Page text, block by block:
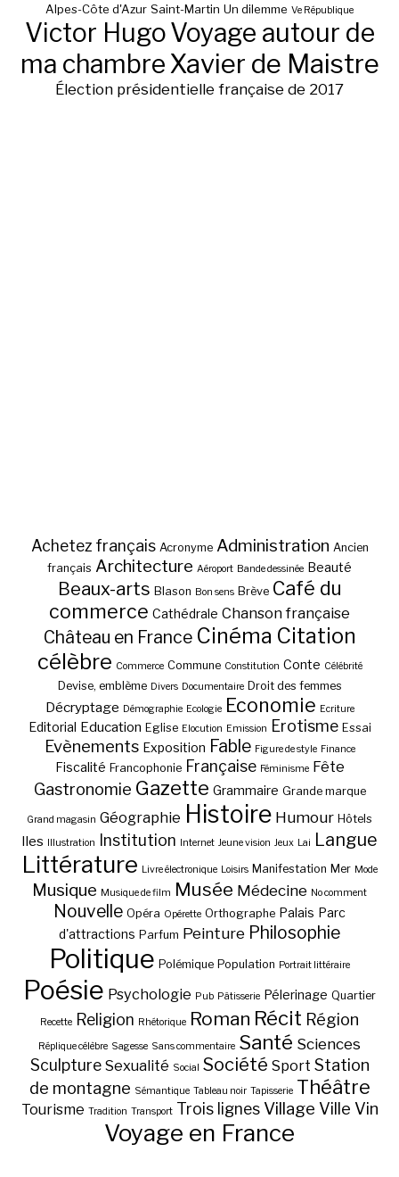
Alpes-Côte d'Azur Saint-Martin Un dilemme Ve République
Victor HugoVoyage autour de
ma chambre Xavier de Maistre
Élection présidentielle française de 2017
Achetez français Acronyme Administration Ancien
français Architecture Aéroport Bande dessinée Beauté
Beaux-arts Blason Bon sens Brève Café du
commerce Cathédrale Chanson française
Château en France Cinéma Citation
célèbre Commerce Commune Constitution Conte Célébrité
Devise, emblème Divers Documentaire Droit des femmes
Décryptage Démographie Ecologie Economie Ecriture
Editorial Education Eglise Elocution Emission Erotisme Essai
Evènements Exposition Fable Figure de style Finance
Fiscalité Francophonie Française Féminisme Fête
Gastronomie Gazette Grammaire Grande marque
Grand magasin Géographie Histoire Humour Hôtels
Iles Illustration Institution Internet Jeune vision Jeux Lai Langue
Littérature Livre électronique Loisirs Manifestation Mer Mode
Musique Musique de film Musée Médecine No comment
Nouvelle Opéra Opérette Orthographe Palais Parc
d'attractions Parfum Peinture Philosophie
Politique Polémique Population Portrait littéraire
Poésie Psychologie Pub Pâtisserie Pélerinage Quartier
Recette Religion Rhétorique Roman Récit Région
Réplique célèbre Sagesse Sans commentaire Santé Sciences
Sculpture Sexualité Social Société Sport Station
de montagne Sémantique Tableau noir Tapisserie Théâtre
Tourisme Tradition Transport Trois lignes Village Ville Vin
Voyage en France